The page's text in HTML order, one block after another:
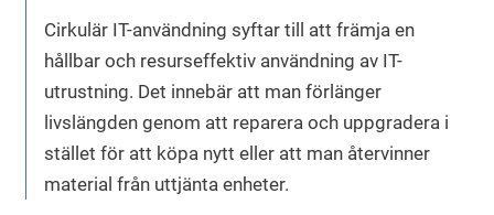
Cirkulär IT-användning syftar till att främja en
hållbar och resurseffektiv användning av IT-
utrustning. Det innebär att man förlänger
livslängden genom att reparera och uppgradera i
stället för att köpa nytt eller att man återvinner
material från uttjänta enheter.